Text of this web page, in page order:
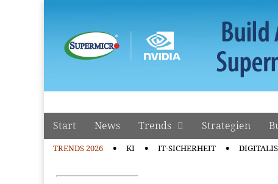
manage it
Main menu
Skip to content
Start News Trends Strategien
TRENDS 2026 KI IT-SICHERHEIT